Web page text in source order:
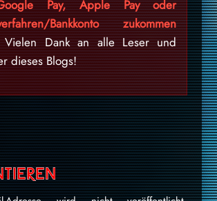
Pay, Apple Pay oder
Bankkonto zukommen
Dank an alle Leser und
dieses Blogs!